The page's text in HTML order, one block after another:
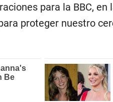
para la BBC, en
proteger nuestro